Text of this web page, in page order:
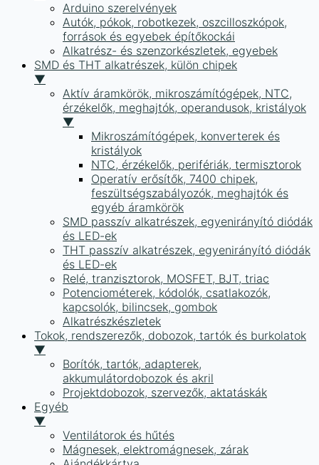
Arduino szerelvények
Autók, pókok, robotkezek, oszcilloszkópok,
források és egyebek építőkockái
Alkatrész- és szenzorkészletek, egyebek
SMD és THT alkatrészek, külön chipek
▼
Aktív áramkörök, mikroszámítógépek, NTC,
érzékelők, meghajtók, operandusok, kristályok
▼
Mikroszámítógépek, konverterek és
kristályok
NTC, érzékelők, perifériák, termisztorok
Operatív erősítők, 7400 chipek,
feszültségszabályozók, meghajtók és
egyéb áramkörök
SMD passzív alkatrészek, egyenirányító diódák
és LED-ek
THT passzív alkatrészek, egyenirányító diódák
és LED-ek
Relé, tranzisztorok, MOSFET, BJT, triac
Potenciométerek, kódolók, csatlakozók,
kapcsolók, bilincsek, gombok
Alkatrészkészletek
Tokok, rendszerezők, dobozok, tartók és burkolatok
▼
Borítók, tartók, adapterek,
akkumulátordobozok és akril
Projektdobozok, szervezők, aktatáskák
Egyéb
▼
Ventilátorok és hűtés
Mágnesek, elektromágnesek, zárak